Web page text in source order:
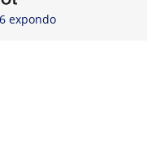
expondo